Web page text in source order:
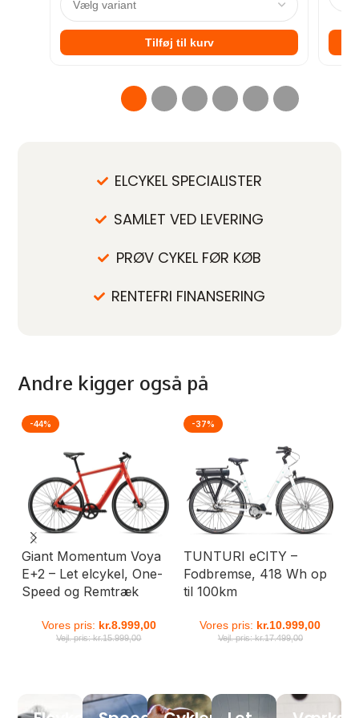
Tilføj til kurv
ELCYKEL SPECIALISTER
SAMLET VED LEVERING
PRØV CYKEL FØR KØB
RENTEFRI FINANSERING
Andre kigger også på
-44%
Giant Momentum Voya
E+2 – Let elcykel, One-
Speed og Remtræk
Vejl. pris: kr.15.999,00
Vores pris: kr.8.999,00
-37%
TUNTURI eCITY –
Fodbremse, 418 Wh op
til 100km
Vejl. pris: kr.17.499,00
Vores pris: kr.10.999,00